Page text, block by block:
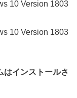
10 Version 1803
10 Version 1803
インストールさ